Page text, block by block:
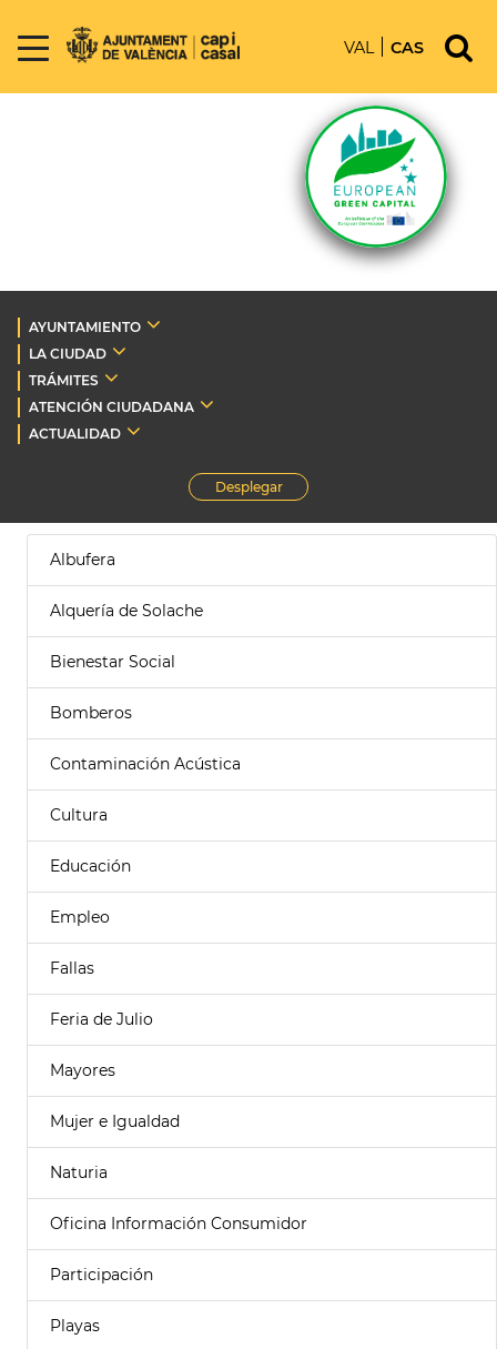
VAL CAS
AYUNTAMIENTO
LA CIUDAD
TRÁMITES
ATENCIÓN CIUDADANA
ACTUALIDAD
Desplegar
Albufera
Alquería de Solache
Bienestar Social
Bomberos
Contaminación Acústica
Cultura
Educación
Empleo
Fallas
Feria de Julio
Mayores
Mujer e Igualdad
Naturia
Oficina Información Consumidor
Participación
Playas